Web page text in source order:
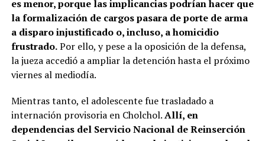
es menor, porque las implicancias podrían hacer que
la formalización de cargos pasara de porte de arma
a disparo injustificado o, incluso, a homicidio
frustrado.Por ello, y pese a la oposición de la defensa,
la jueza accedió a ampliar la detención hasta el próximo
viernes al mediodía.
Mientras tanto, el adolescente fue trasladado a
internación provisoria en Cholchol.Allí, en
dependencias del Servicio Nacional de Reinserción